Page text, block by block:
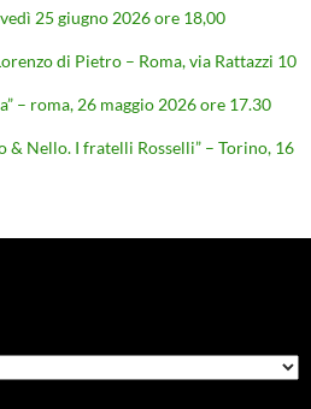
25 giugno 2026 ore 18,00
di Pietro – Roma, via Rattazzi 10
– roma, 26 maggio 2026 ore 17.30
& Nello. I fratelli Rosselli” – Torino, 16